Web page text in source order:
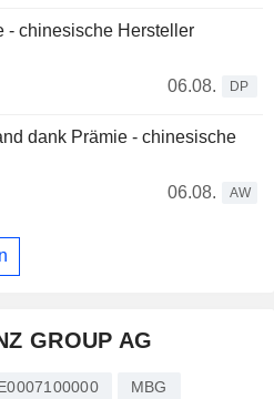
- chinesische Hersteller
06.08.
DP
dank Prämie - chinesische
06.08.
AW
GROUP AG
MBG